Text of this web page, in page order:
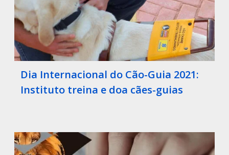
Dia Internacional do Cão-Guia 2021:
Instituto treina e doa cães-guias